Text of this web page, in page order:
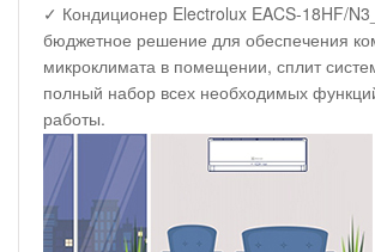
✓ Кондиционер Electrolux EACS-18HF/
бюджетное решение для обеспечения
микроклимата в помещении, сплит
полный набор всех необходимых
работы.